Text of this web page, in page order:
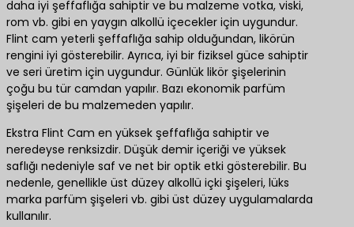
daha iyi şeffaflığa sahiptir ve bu malzeme votka, viski,
rom vb. gibi en yaygın alkollü içecekler için uygundur.
Flint cam yeterli şeffaflığa sahip olduğundan, likörün
rengini iyi gösterebilir. Ayrıca, iyi bir fiziksel güce sahiptir
ve seri üretim için uygundur. Günlük likör şişelerinin
çoğu bu tür camdan yapılır. Bazı ekonomik parfüm
şişeleri de bu malzemeden yapılır.
Ekstra Flint Cam en yüksek şeffaflığa sahiptir ve
neredeyse renksizdir. Düşük demir içeriği ve yüksek
saflığı nedeniyle saf ve net bir optik etki gösterebilir. Bu
nedenle, genellikle üst düzey alkollü içki şişeleri, lüks
marka parfüm şişeleri vb. gibi üst düzey uygulamalarda
kullanılır.